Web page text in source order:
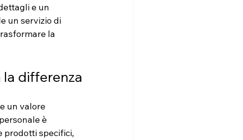
e un
un servizio di
la
differenza
un valore
è
prodotti specifici,